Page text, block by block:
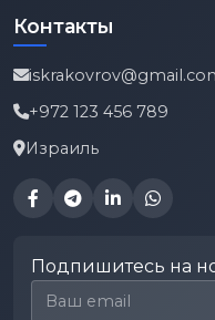
Контакты
+972 123 456 789
Израиль
Подпишитесь на
Email для подписки